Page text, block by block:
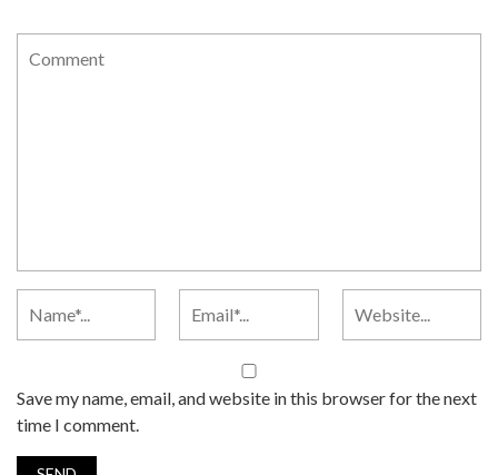
Save my name, email, and website in this browser for the next
time I comment.